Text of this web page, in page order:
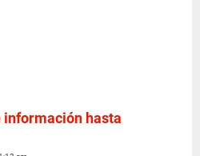
información hasta